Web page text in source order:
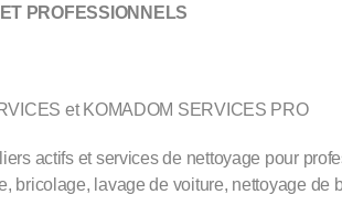
PROFESSIONNELS
et KOMADOM SERVICES PRO
actifs et services de nettoyage pour
bricolage, lavage de voiture, nettoyage de